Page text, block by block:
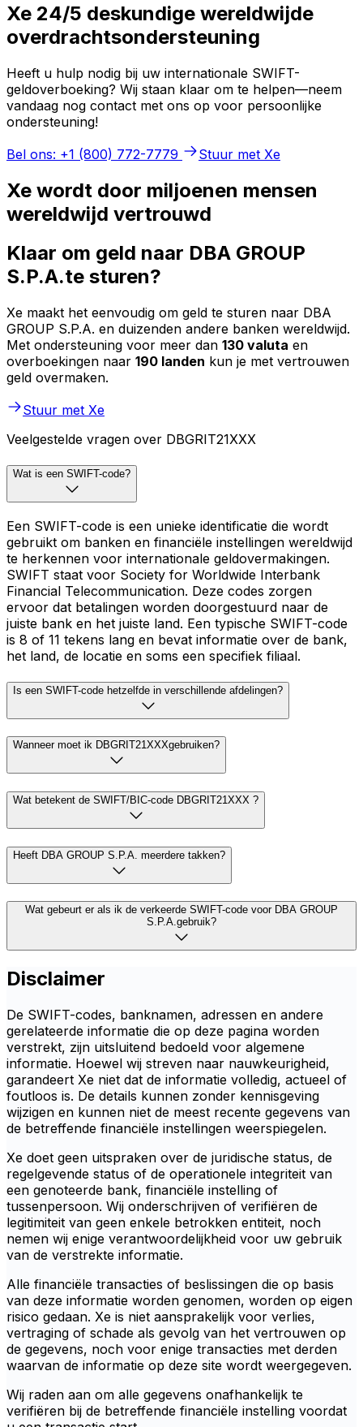
Xe 24/5 deskundige wereldwijde
overdrachtsondersteuning
Heeft u hulp nodig bij uw internationale SWIFT-
geldoverboeking? Wij staan klaar om te helpen—neem
vandaag nog contact met ons op voor persoonlijke
ondersteuning!
Bel ons: +1 (800) 772-7779
Stuur met Xe
Xe wordt door miljoenen mensen
wereldwijd vertrouwd
Klaar om geld naar DBA GROUP
S.P.A.te sturen?
Xe maakt het eenvoudig om geld te sturen naar DBA
GROUP S.P.A. en duizenden andere banken wereldwijd.
Met ondersteuning voor meer dan 130 valuta en
overboekingen naar 190 landen kun je met vertrouwen
geld overmaken.
Stuur met Xe
Veelgestelde vragen over DBGRIT21XXX
Wat is een SWIFT-code?
Een SWIFT-code is een unieke identificatie die wordt
gebruikt om banken en financiële instellingen wereldwijd
te herkennen voor internationale geldovermakingen.
SWIFT staat voor Society for Worldwide Interbank
Financial Telecommunication. Deze codes zorgen
ervoor dat betalingen worden doorgestuurd naar de
juiste bank en het juiste land. Een typische SWIFT-code
is 8 of 11 tekens lang en bevat informatie over de bank,
het land, de locatie en soms een specifiek filiaal.
Is een SWIFT-code hetzelfde in verschillende afdelingen?
Wanneer moet ik DBGRIT21XXXgebruiken?
Wat betekent de SWIFT/BIC-code DBGRIT21XXX ?
Heeft DBA GROUP S.P.A. meerdere takken?
Wat gebeurt er als ik de verkeerde SWIFT-code voor DBA GROUP
S.P.A.gebruik?
Disclaimer
De SWIFT-codes, banknamen, adressen en andere
gerelateerde informatie die op deze pagina worden
verstrekt, zijn uitsluitend bedoeld voor algemene
informatie. Hoewel wij streven naar nauwkeurigheid,
garandeert Xe niet dat de informatie volledig, actueel of
foutloos is. De details kunnen zonder kennisgeving
wijzigen en kunnen niet de meest recente gegevens van
de betreffende financiële instellingen weerspiegelen.
Xe doet geen uitspraken over de juridische status, de
regelgevende status of de operationele integriteit van
een genoteerde bank, financiële instelling of
tussenpersoon. Wij onderschrijven of verifiëren de
legitimiteit van geen enkele betrokken entiteit, noch
nemen wij enige verantwoordelijkheid voor uw gebruik
van de verstrekte informatie.
Alle financiële transacties of beslissingen die op basis
van deze informatie worden genomen, worden op eigen
risico gedaan. Xe is niet aansprakelijk voor verlies,
vertraging of schade als gevolg van het vertrouwen op
de gegevens, noch voor enige transacties met derden
waarvan de informatie op deze site wordt weergegeven.
Wij raden aan om alle gegevens onafhankelijk te
verifiëren bij de betreffende financiële instelling voordat